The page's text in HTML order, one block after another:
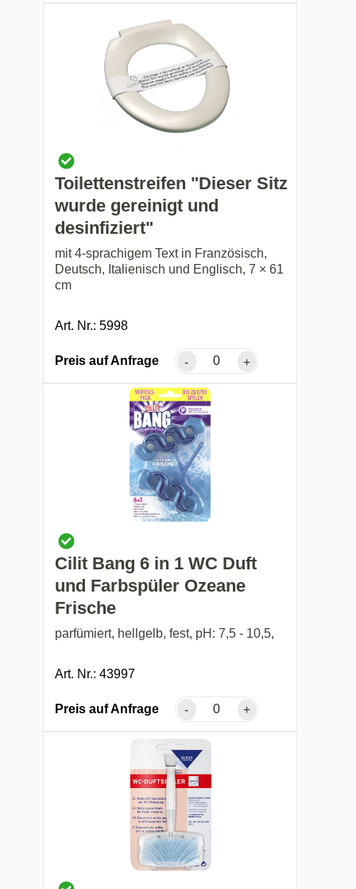
Toilettenstreifen "Dieser Sitz
wurde gereinigt und
desinfiziert"
mit 4-sprachigem Text in Französisch,
Deutsch, Italienisch und Englisch, 7 × 61
cm
Art. Nr.: 5998
Preis auf Anfrage - +
Cilit Bang 6 in 1 WC Duft
und Farbspüler Ozeane
Frische
parfümiert, hellgelb, fest, pH: 7,5 - 10,5,
Art. Nr.: 43997
Preis auf Anfrage - +